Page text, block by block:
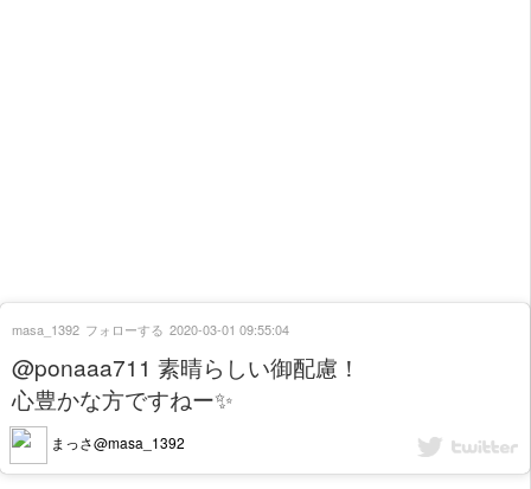
@ponaaa711 素晴らしい御配慮！
心豊かな方ですねー✨
まっさ@masa_1392
masa_1392 フォローする 2020-03-01 09:55:04